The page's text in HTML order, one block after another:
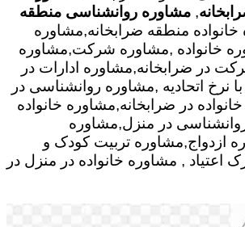
, مشاوره روانشناسی منطقه
منطقه ضرابخانه,مشاوره
خانواده ,مشاوره شرکت,مشاوره
در ضرابخانه,مشاوره ادارات در
نرخ اتحادیه ,مشاوره روانشناسی در
در ضرابخانه,مشاوره خانواده
در منزل,مشاوره
ازدواج,مشاوره تربیت کودک و
اعتیاد , مشاوره خانواده در منزل در